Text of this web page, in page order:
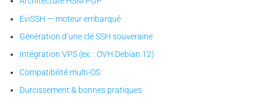
EviSSH — moteur embarqué
Génération d’une clé SSH souveraine
Intégration VPS (ex. : OVH Debian 12)
Compatibilité multi-OS
Durcissement & bonnes pratiques